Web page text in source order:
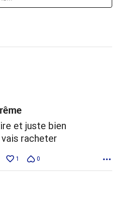
et juste bien
racheter
1 0